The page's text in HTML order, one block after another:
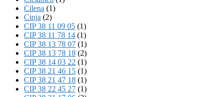
Cilena (1)
Cinja (2)
CIP 38 11 09 05 (1)
CIP 38 11 78 14 (1)
CIP 38 13 78 07 (1)
CIP 38 13 78 18 (2)
CIP 38 14 03 22 (1)
CIP 38 21 46 15 (1)
CIP 38 21 47 18 (1)
CIP 38 22 45 27 (1)